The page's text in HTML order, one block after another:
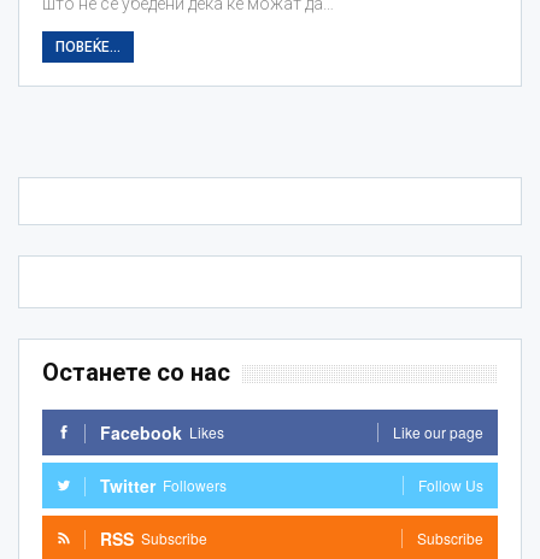
што не се убедени дека ќе можат да…
ПОВЕЌЕ...
Останете со нас
Facebook Likes Like our page
Twitter Followers Follow Us
RSS Subscribe Subscribe